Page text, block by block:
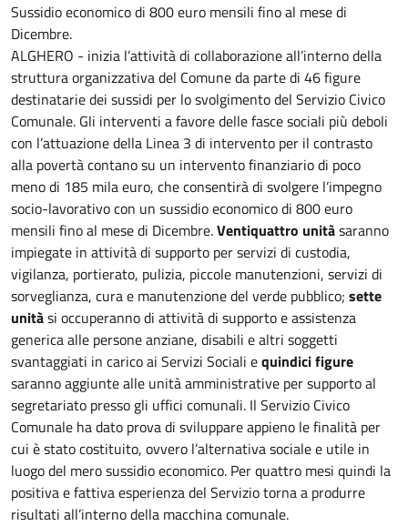
Sussidio economico di 800 euro mensili fino al mese di
Dicembre.
ALGHERO - inizia l’attività di collaborazione all’interno della
struttura organizzativa del Comune da parte di 46 figure
destinatarie dei sussidi per lo svolgimento del Servizio Civico
Comunale. Gli interventi a favore delle fasce sociali più deboli
con l’attuazione della Linea 3 di intervento per il contrasto
alla povertà contano su un intervento finanziario di poco
meno di 185 mila euro, che consentirà di svolgere l’impegno
socio-lavorativo con un sussidio economico di 800 euro
mensili fino al mese di Dicembre.Ventiquattro unitàsaranno
impiegate in attività di supporto per servizi di custodia,
vigilanza, portierato, pulizia, piccole manutenzioni, servizi di
sorveglianza, cura e manutenzione del verde pubblico; sette
unitàsi occuperanno di attività di supporto e assistenza
generica alle persone anziane, disabili e altri soggetti
svantaggiati in carico ai Servizi Sociali equindici figure
saranno aggiunte alle unità amministrative per supporto al
segretariato presso gli uffici comunali. Il Servizio Civico
Comunale ha dato prova di sviluppare appieno le finalità per
cui è stato costituito, ovvero l’alternativa sociale e utile in
luogo del mero sussidio economico. Per quattro mesi quindi la
positiva e fattiva esperienza del Servizio torna a produrre
risultati all’interno della macchina comunale.